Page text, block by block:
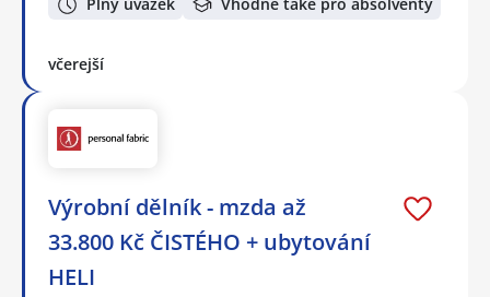
Plný úvazek Vhodné také pro absolventy
včerejší
Výrobní dělník - mzda až
33.800 Kč ČISTÉHO + ubytování
HELI